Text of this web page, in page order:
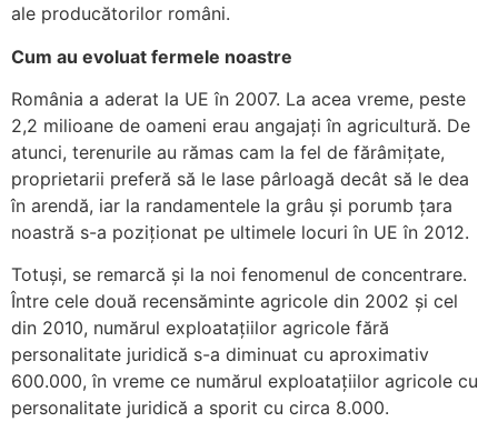
ale producătorilor români.
Cum au evoluat fermele noastre
România a aderat la UE în 2007. La acea vreme, peste
2,2 milioane de oameni erau angajați în agricultură. De
atunci, terenurile au rămas cam la fel de fărâmițate,
proprietarii preferă să le lase pârloagă decât să le dea
în arendă, iar la randamentele la grâu și porumb țara
noastră s-a poziționat pe ultimele locuri în UE în 2012.
Totuși, se remarcă și la noi fenomenul de concentrare.
Între cele două recensăminte agricole din 2002 şi cel
din 2010, numărul exploatațiilor agricole fără
personalitate juridică s-a diminuat cu aproximativ
600.000, în vreme ce numărul exploatațiilor agricole cu
personalitate juridică a sporit cu circa 8.000.